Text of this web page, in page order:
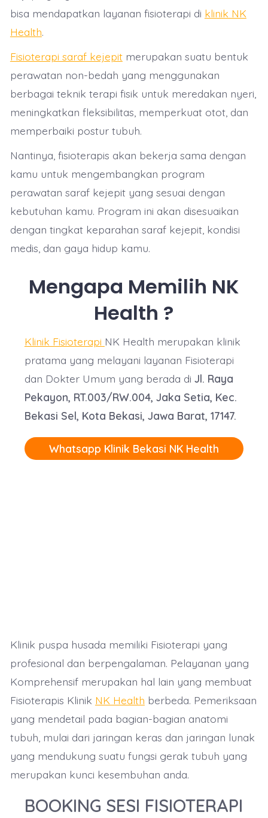
bisa mendapatkan layanan fisioterapi di klinik NK
Health.
Fisioterapi saraf kejepitmerupakan suatu bentuk
perawatan non-bedah yang menggunakan
berbagai teknik terapi fisik untuk meredakan nyeri,
meningkatkan fleksibilitas, memperkuat otot, dan
memperbaiki postur tubuh.
Nantinya, fisioterapis akan bekerja sama dengan
kamu untuk mengembangkan program
perawatan saraf kejepit yang sesuai dengan
kebutuhan kamu. Program ini akan disesuaikan
dengan tingkat keparahan saraf kejepit, kondisi
medis, dan gaya hidup kamu.
Mengapa Memilih NK
Health ?
Klinik Fisioterapi NK Health merupakan klinik
pratama yang melayani layanan Fisioterapi
dan Dokter Umum yang berada di Jl. Raya
Pekayon, RT.003/RW.004, Jaka Setia, Kec.
Bekasi Sel, Kota Bekasi, Jawa Barat, 17147.
Whatsapp Klinik Bekasi NK Health
Klinik puspa husada memiliki Fisioterapi yang
profesional dan berpengalaman. Pelayanan yang
Komprehensif merupakan hal lain yang membuat
Fisioterapis Klinik NK Health berbeda. Pemeriksaan
yang mendetail pada bagian-bagian anatomi
tubuh, mulai dari jaringan keras dan jaringan lunak
yang mendukung suatu fungsi gerak tubuh yang
merupakan kunci kesembuhan anda.
BOOKING SESI FISIOTERAPI